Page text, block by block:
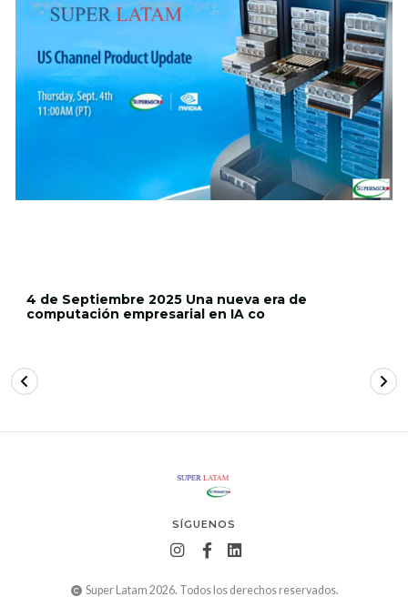
4 de Septiembre 2025 Una nueva era de
computación empresarial en IA co
SÍGUENOS
Super Latam 2026. Todos los derechos reservados.